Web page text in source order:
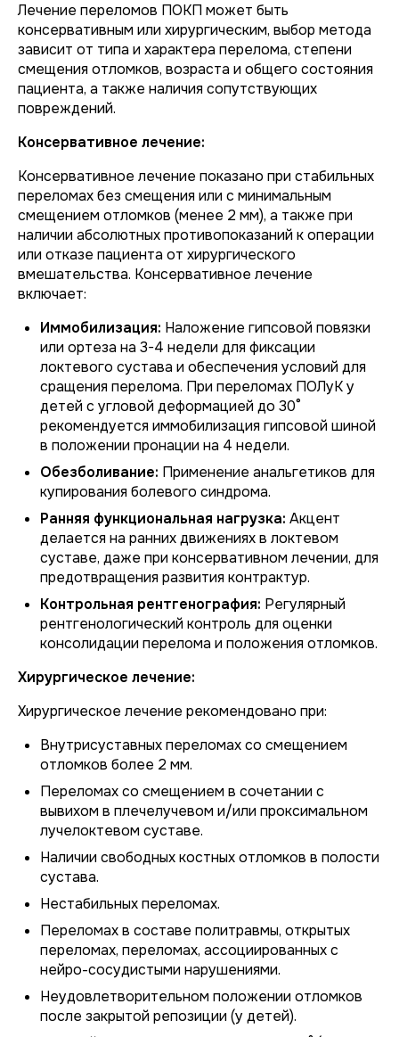
Лечение переломов ПОКП может быть
консервативным или хирургическим, выбор метода
зависит от типа и характера перелома, степени
смещения отломков, возраста и общего состояния
пациента, а также наличия сопутствующих
повреждений.
Консервативное лечение:
Консервативное лечение показано при стабильных
переломах без смещения или с минимальным
смещением отломков (менее 2 мм), а также при
наличии абсолютных противопоказаний к операции
или отказе пациента от хирургического
вмешательства. Консервативное лечение
включает:
Иммобилизация: Наложение гипсовой повязки
или ортеза на 3-4 недели для фиксации
локтевого сустава и обеспечения условий для
сращения перелома. При переломах ПОЛуК у
детей с угловой деформацией до 30°
рекомендуется иммобилизация гипсовой шиной
в положении пронации на 4 недели.
Обезболивание: Применение анальгетиков для
купирования болевого синдрома.
Ранняя функциональная нагрузка: Акцент
делается на ранних движениях в локтевом
суставе, даже при консервативном лечении, для
предотвращения развития контрактур.
Контрольная рентгенография: Регулярный
рентгенологический контроль для оценки
консолидации перелома и положения отломков.
Хирургическое лечение:
Хирургическое лечение рекомендовано при:
Внутрисуставных переломах со смещением
отломков более 2 мм.
Переломах со смещением в сочетании с
вывихом в плечелучевом и/или проксимальном
лучелоктевом суставе.
Наличии свободных костных отломков в полости
сустава.
Нестабильных переломах.
Переломах в составе политравмы, открытых
переломах, переломах, ассоциированных с
нейро-сосудистыми нарушениями.
Неудовлетворительном положении отломков
после закрытой репозиции (у детей).